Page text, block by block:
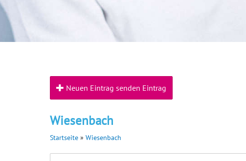
Neuen Eintrag senden Eintrag
Wiesenbach
Startseite » Wiesenbach